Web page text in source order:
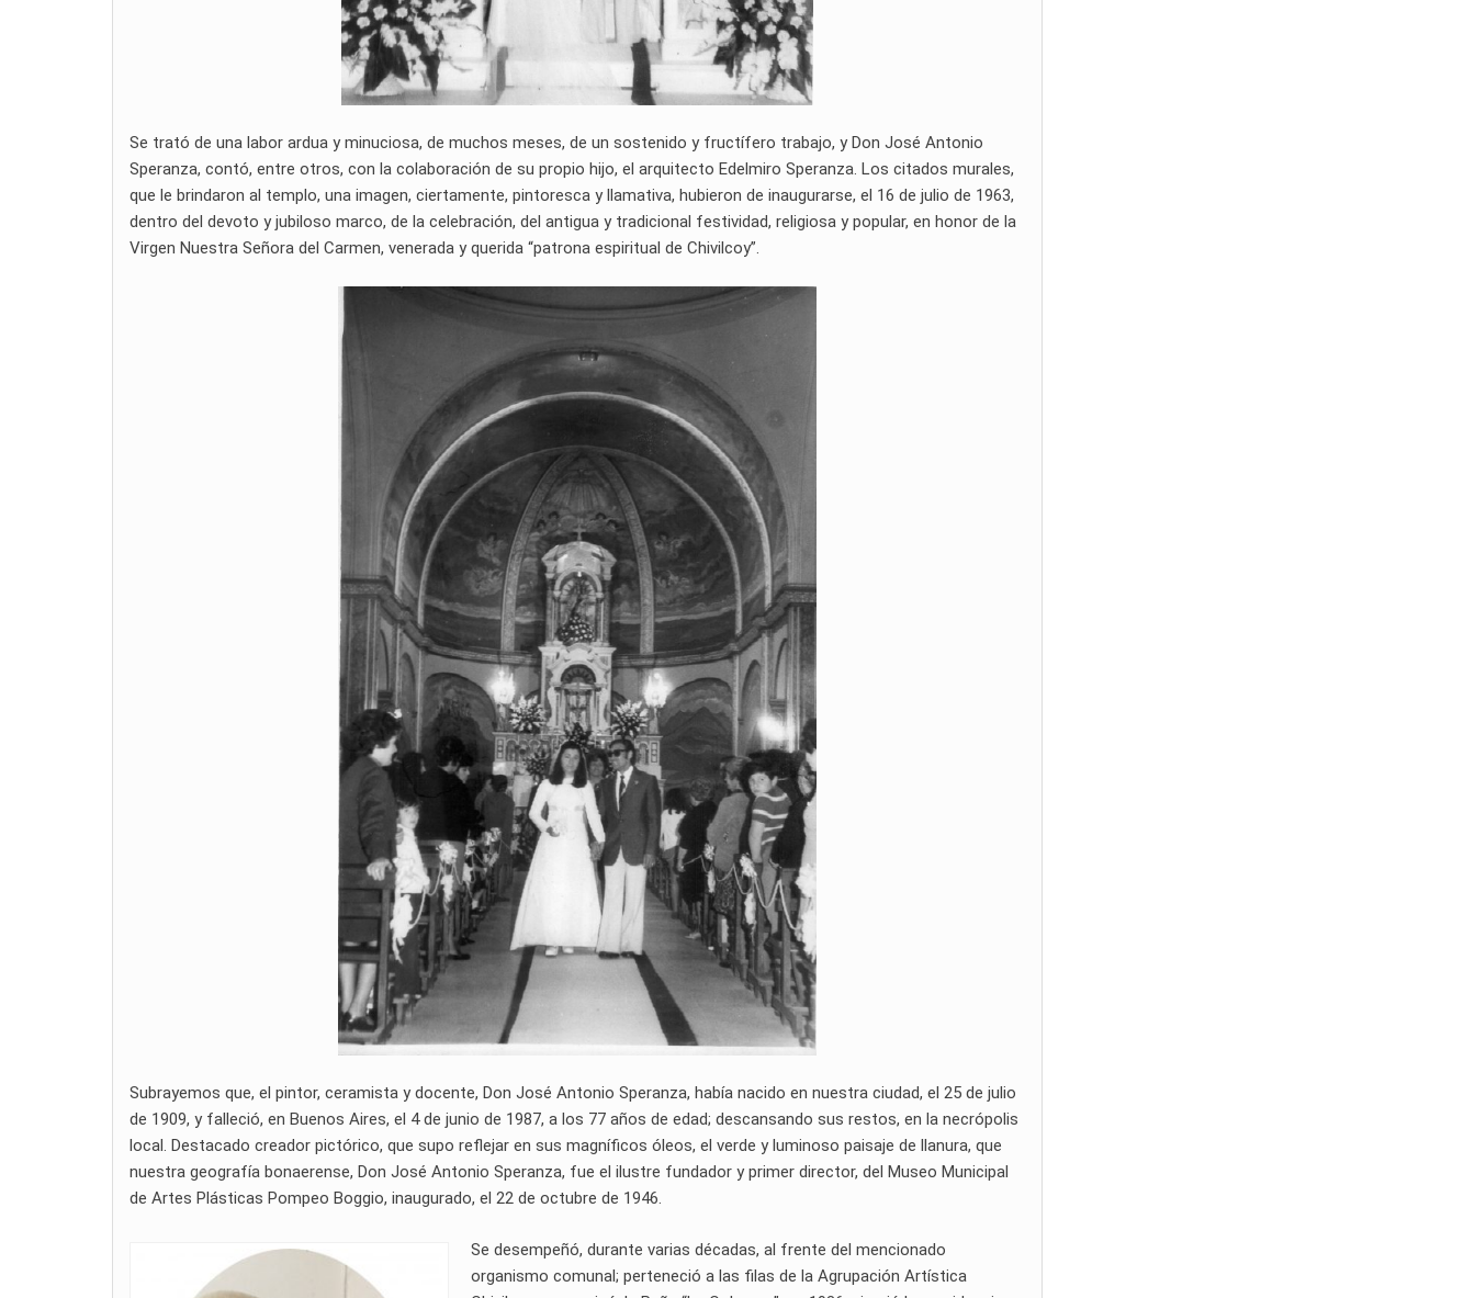
Se trató de una labor ardua y minuciosa, de muchos meses, de un sostenido y fructífero trabajo, y Don José Antonio
Speranza, contó, entre otros, con la colaboración de su propio hijo, el arquitecto Edelmiro Speranza. Los citados murales,
que le brindaron al templo, una imagen, ciertamente, pintoresca y llamativa, hubieron de inaugurarse, el 16 de julio de 1963,
dentro del devoto y jubiloso marco, de la celebración, del antigua y tradicional festividad, religiosa y popular, en honor de la
Virgen Nuestra Señora del Carmen, venerada y querida “patrona espiritual de Chivilcoy”.
Subrayemos que, el pintor, ceramista y docente, Don José Antonio Speranza, había nacido en nuestra ciudad, el 25 de julio
de 1909, y falleció, en Buenos Aires, el 4 de junio de 1987, a los 77 años de edad; descansando sus restos, en la necrópolis
local. Destacado creador pictórico, que supo reflejar en sus magníficos óleos, el verde y luminoso paisaje de llanura, que
nuestra geografía bonaerense, Don José Antonio Speranza, fue el ilustre fundador y primer director, del Museo Municipal
de Artes Plásticas Pompeo Boggio, inaugurado, el 22 de octubre de 1946.
Se desempeñó, durante varias décadas, al frente del mencionado
organismo comunal; perteneció a las filas de la Agrupación Artística